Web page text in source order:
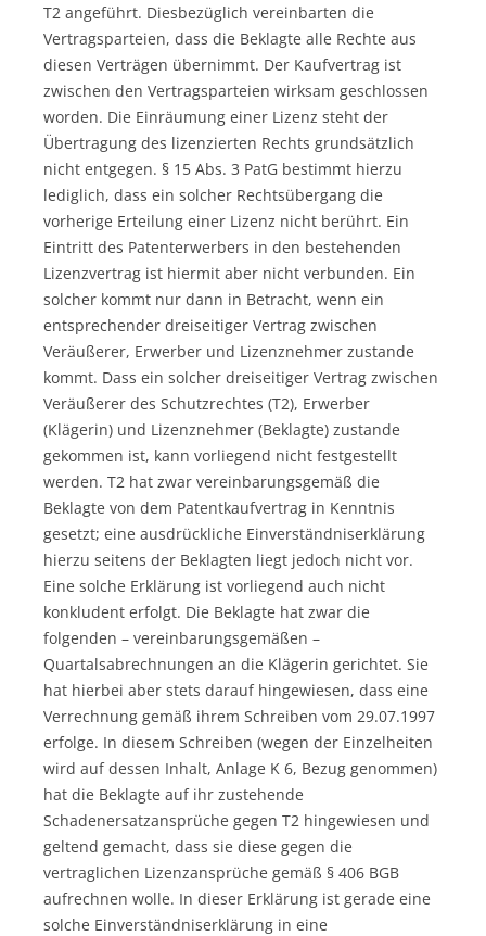
T2 angeführt. Diesbezüglich vereinbarten die
Vertragsparteien, dass die Beklagte alle Rechte aus
diesen Verträgen übernimmt. Der Kaufvertrag ist
zwischen den Vertragsparteien wirksam geschlossen
worden. Die Einräumung einer Lizenz steht der
Übertragung des lizenzierten Rechts grundsätzlich
nicht entgegen. § 15 Abs. 3 PatG bestimmt hierzu
lediglich, dass ein solcher Rechtsübergang die
vorherige Erteilung einer Lizenz nicht berührt. Ein
Eintritt des Patenterwerbers in den bestehenden
Lizenzvertrag ist hiermit aber nicht verbunden. Ein
solcher kommt nur dann in Betracht, wenn ein
entsprechender dreiseitiger Vertrag zwischen
Veräußerer, Erwerber und Lizenznehmer zustande
kommt. Dass ein solcher dreiseitiger Vertrag zwischen
Veräußerer des Schutzrechtes (T2), Erwerber
(Klägerin) und Lizenznehmer (Beklagte) zustande
gekommen ist, kann vorliegend nicht festgestellt
werden. T2 hat zwar vereinbarungsgemäß die
Beklagte von dem Patentkaufvertrag in Kenntnis
gesetzt; eine ausdrückliche Einverständniserklärung
hierzu seitens der Beklagten liegt jedoch nicht vor.
Eine solche Erklärung ist vorliegend auch nicht
konkludent erfolgt. Die Beklagte hat zwar die
folgenden – vereinbarungsgemäßen –
Quartalsabrechnungen an die Klägerin gerichtet. Sie
hat hierbei aber stets darauf hingewiesen, dass eine
Verrechnung gemäß ihrem Schreiben vom 29.07.1997
erfolge. In diesem Schreiben (wegen der Einzelheiten
wird auf dessen Inhalt, Anlage K 6, Bezug genommen)
hat die Beklagte auf ihr zustehende
Schadenersatzansprüche gegen T2 hingewiesen und
geltend gemacht, dass sie diese gegen die
vertraglichen Lizenzansprüche gemäß § 406 BGB
aufrechnen wolle. In dieser Erklärung ist gerade eine
solche Einverständniserklärung in eine